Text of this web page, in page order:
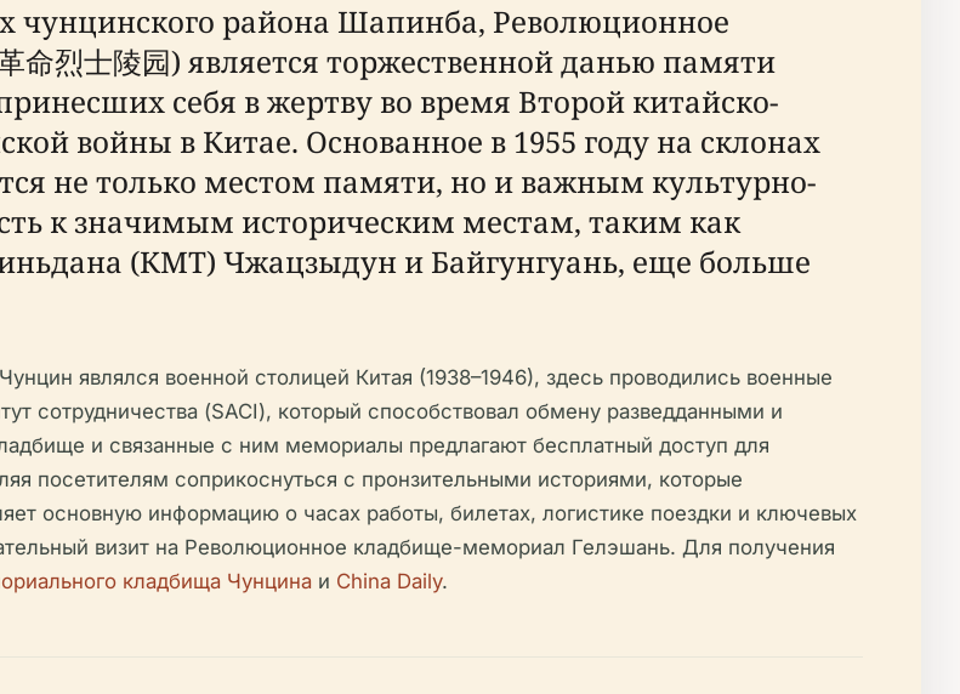
чунцинского района Шапинба, Революционное
烈士陵园) является торжественной данью памяти
себя в жертву во время Второй китайско-
войны в Китае. Основанное в 1955 году на склонах
не только местом памяти, но и важным культурно-
к значимым историческим местам, таким как
(КМТ) Чжацзыдун и Байгунгуань, еще больше
являлся военной столицей Китая (1938–1946), здесь проводились военные
сотрудничества (SACI), который способствовал обмену разведданными и
и связанные с ним мемориалы предлагают бесплатный доступ для
посетителям соприкоснуться с пронзительными историями, которые
основную информацию о часах работы, билетах, логистике поездки и ключевых
визит на Революционное кладбище-мемориал Гелэшань. Для получения
кладбища Чунцина и China Daily.